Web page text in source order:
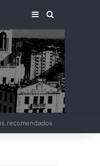
BARRA LATERAL
BUSCAR
recomendados